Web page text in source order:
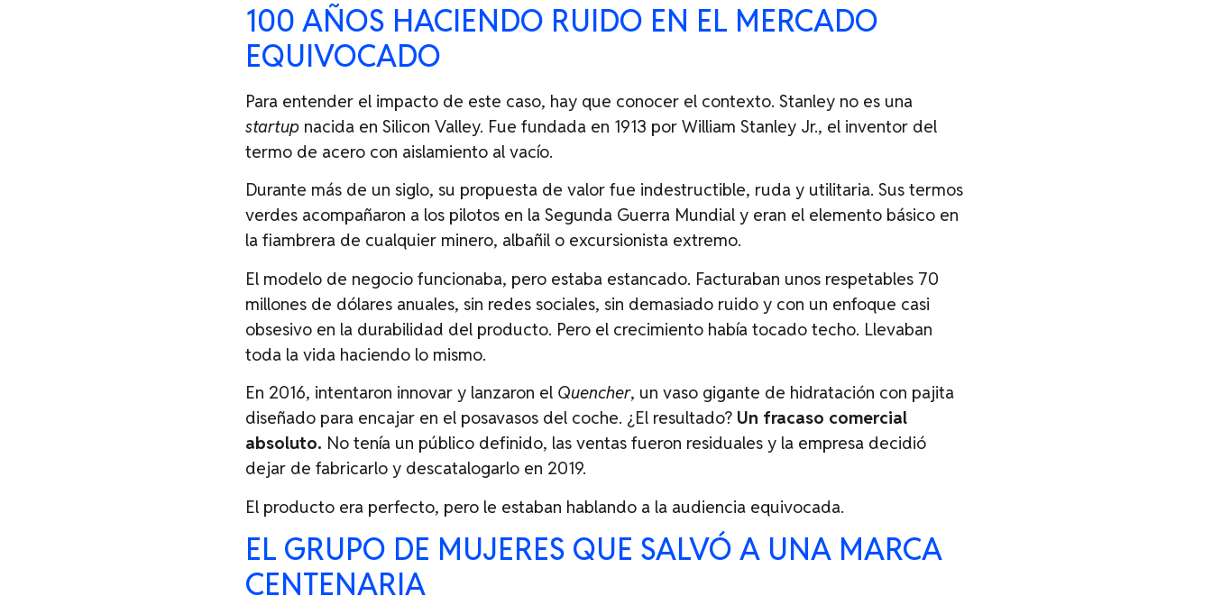
100 AÑOS HACIENDO RUIDO EN EL MERCADO
EQUIVOCADO
Para entender el impacto de este caso, hay que conocer el contexto. Stanley no es una
startup nacida en Silicon Valley. Fue fundada en 1913 por William Stanley Jr., el inventor del
termo de acero con aislamiento al vacío.
Durante más de un siglo, su propuesta de valor fue indestructible, ruda y utilitaria. Sus termos
verdes acompañaron a los pilotos en la Segunda Guerra Mundial y eran el elemento básico en
la fiambrera de cualquier minero, albañil o excursionista extremo.
El modelo de negocio funcionaba, pero estaba estancado. Facturaban unos respetables 70
millones de dólares anuales, sin redes sociales, sin demasiado ruido y con un enfoque casi
obsesivo en la durabilidad del producto. Pero el crecimiento había tocado techo. Llevaban
toda la vida haciendo lo mismo.
En 2016, intentaron innovar y lanzaron el Quencher, un vaso gigante de hidratación con pajita
diseñado para encajar en el posavasos del coche. ¿El resultado? Un fracaso comercial
absoluto. No tenía un público definido, las ventas fueron residuales y la empresa decidió
dejar de fabricarlo y descatalogarlo en 2019.
El producto era perfecto, pero le estaban hablando a la audiencia equivocada.
EL GRUPO DE MUJERES QUE SALVÓ A UNA MARCA
CENTENARIA